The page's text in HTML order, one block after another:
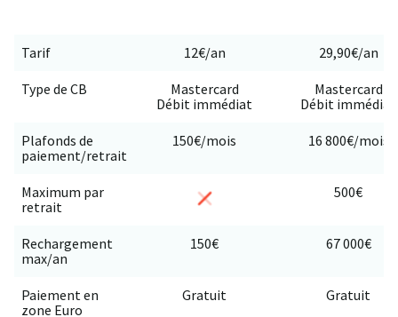
Tarif 12€/an 29,90€/an
Type de CB
Mastercard
Débit immédiat
Mastercard
Débit immédiat
Plafonds de
paiement/retrait
150€/mois 16 800€/mois
Maximum par
retrait
500€
Rechargement
max/an
150€ 67 000€
Paiement en
zone Euro
Gratuit Gratuit